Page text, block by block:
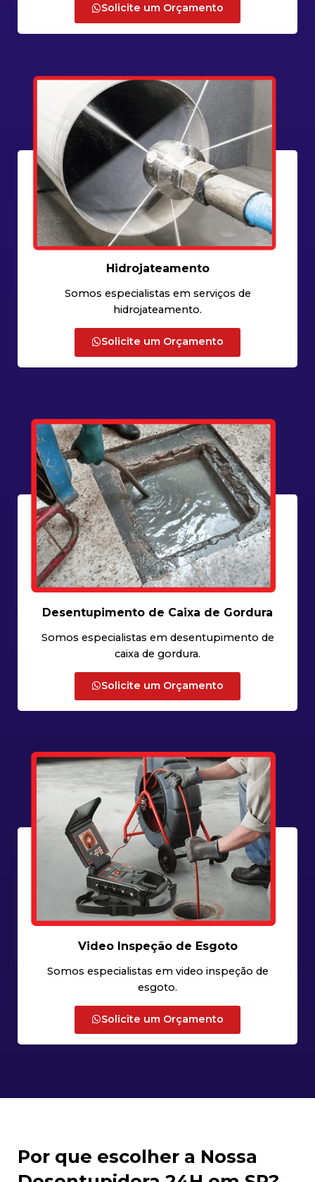
Solicite um Orçamento
Hidrojateamento
Somos especialistas em serviços de
hidrojateamento.
Solicite um Orçamento
Desentupimento de Caixa de Gordura
Somos especialistas em desentupimento de
caixa de gordura.
Solicite um Orçamento
Video Inspeção de Esgoto
Somos especialistas em video inspeção de
esgoto.
Solicite um Orçamento
Por que escolher a Nossa